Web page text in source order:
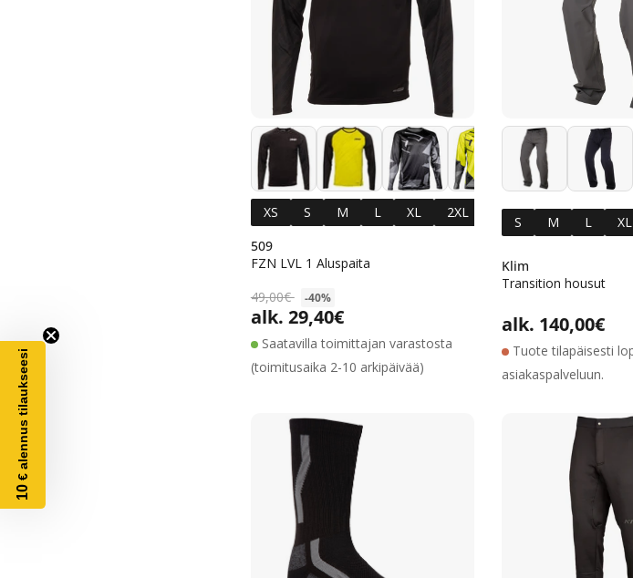
+4
XS S M L XL 2XL
3XL
509
FZN LVL 1 Aluspaita
Alennushinta
alk. 29,40€
Normaalihinta
49,00€ -40%
Saatavilla toimittajan varastosta
(toimitusaika 2-10 arkipäivää)
S M L XL
Klim
Transition housut
Normaalihinta
alk. 140,00€
Tuote tilapäisesti
asiakaspalveluun.
10
€ alennus tilaukseesi